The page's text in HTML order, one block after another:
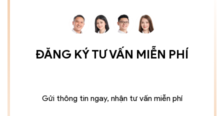
ĐĂNG KÝ TƯ VẤN MIỄN PHÍ
Gửi thông tin ngay, nhận tư vấn miễn phí